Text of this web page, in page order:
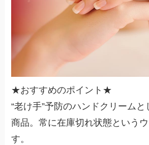
★おすすめのポイント ★
“老け手”予防のハンドクリーム
商品。常に在庫切れ状態という
す。